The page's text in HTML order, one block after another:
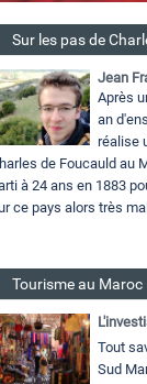
Sur les pas de
Jean
Après
an
réalise
de Foucauld au
à 24 ans en 1883
ce pays alors très
Tourisme au Maroc
Tout
Sud